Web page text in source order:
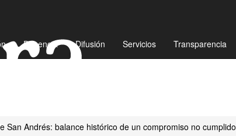
Docencia Difusión Servicios Transparencia
Mapa de sitio Directorio
San Andrés: balance histórico de un compromiso no cumplido